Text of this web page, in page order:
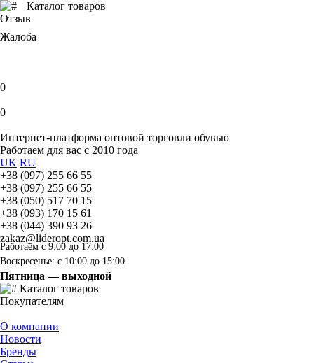
Каталог товаров
Отзыв
Жалоба
0
0
Интернет-платформа оптовой торговли обувью
Работаем для вас с 2010 года
UK RU
+38 (097) 255 66 55
+38 (097) 255 66 55
+38 (050) 517 70 15
+38 (093) 170 15 61
+38 (044) 390 93 26
zakaz@lideropt.com.ua
Работаем с 9:00 до 17:00
Воскресенье: с 10:00 до 15:00
Пятница — выходной
Каталог товаров
Покупателям
О компании
Новости
Бренды